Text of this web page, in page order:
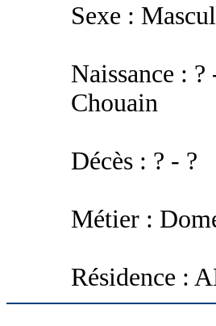
Sexe :
Naissance :
Chouain
Décès : ? - ?
Métier :
Résidence :